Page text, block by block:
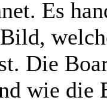
Es
Die
wie die